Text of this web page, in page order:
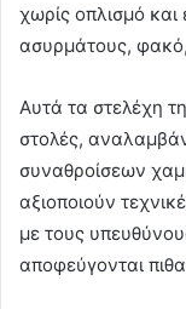
χωρίς οπλισμό και
ασυρμάτους,
Αυτά τα στελέχη
στολές,
συναθροίσεων
αξιοποιούν
με τους
αποφεύγονται